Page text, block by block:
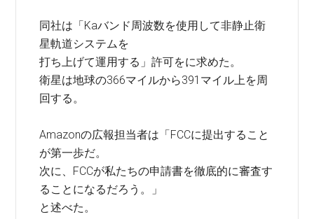
同社は「Kaバンド周波数を使用して非静止衛
星軌道システムを
打ち上げて運用する」許可をに求めた。
衛星は地球の366マイルから391マイル上を周
回する。
Amazonの広報担当者は「FCCに提出すること
が第一歩だ。
次に、FCCが私たちの申請書を徹底的に審査す
ることになるだろう。」
と述べた。